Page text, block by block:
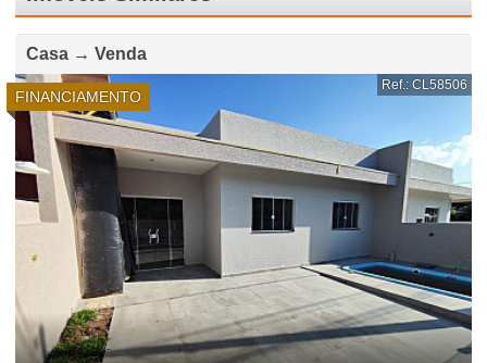
Casa → Venda
FINANCIAMENTO
Ref.: CL58506